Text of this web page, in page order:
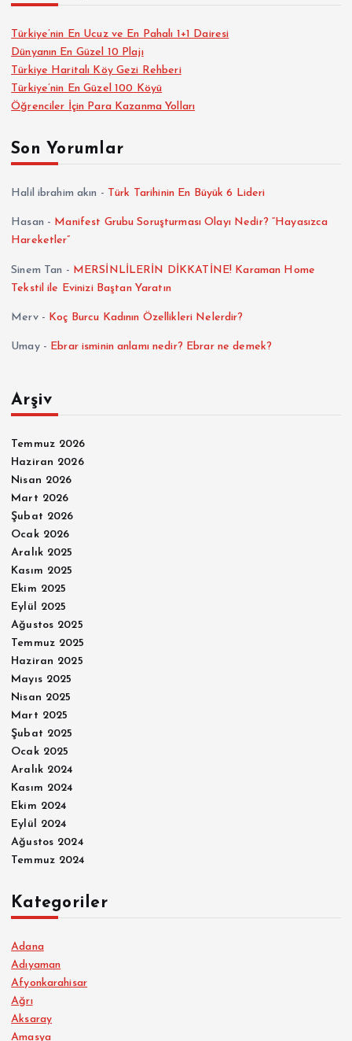
Türkiye’nin En Ucuz ve En Pahalı 1+1 Dairesi
Dünyanın En Güzel 10 Plajı
Türkiye Haritalı Köy Gezi Rehberi
Türkiye’nin En Güzel 100 Köyü
Öğrenciler İçin Para Kazanma Yolları
Son Yorumlar
Halil ibrahim akın - Türk Tarihinin En Büyük 6 Lideri
Hasan - Manifest Grubu Soruşturması Olayı Nedir? “Hayasızca
Hareketler”
Sinem Tan - MERSİNLİLERİN DİKKATİNE! Karaman Home
Tekstil ile Evinizi Baştan Yaratın
Merv- Koç Burcu Kadının Özellikleri Nelerdir?
Umay- Ebrar isminin anlamı nedir? Ebrar ne demek?
Arşiv
Temmuz 2026
Haziran 2026
Nisan 2026
Mart 2026
Şubat 2026
Ocak 2026
Aralık 2025
Kasım 2025
Ekim 2025
Eylül 2025
Ağustos 2025
Temmuz 2025
Haziran 2025
Mayıs 2025
Nisan 2025
Mart 2025
Şubat 2025
Ocak 2025
Aralık 2024
Kasım 2024
Ekim 2024
Eylül 2024
Ağustos 2024
Temmuz 2024
Kategoriler
Adana
Adıyaman
Afyonkarahisar
Ağrı
Aksaray
Amasya